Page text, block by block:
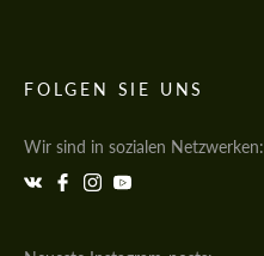
FOLGEN SIE UNS
Wir sind in sozialen Netzwerken: